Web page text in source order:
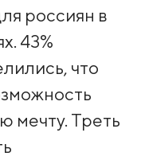
россиян в
43%
что
мечту. Треть